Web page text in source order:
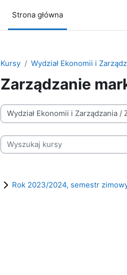
Strona główna
Kursy Wydział Ekonomii i
Zarządzanie
Kategorie kursów
Wyszukaj kursy
Rok 2023/2024, semestr